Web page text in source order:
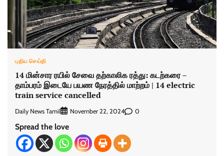
புதிய செய்தி
14 மின்சார ரயில் சேவை தற்காலிக ரத்து: கடற்கரை –
தாம்பரம் இடையே பயண நேரத்தில் மாற்றம் | 14 electric
train service cancelled
Daily News Tamil November 22, 2024 0
Spread the love